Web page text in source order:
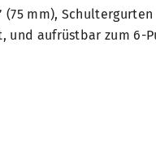
mm),
aufrüstbar zum 6-